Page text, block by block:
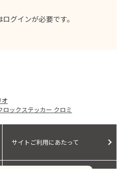
ログインが必要です。
ックステッカー クロミ
サイトご利用にあたって